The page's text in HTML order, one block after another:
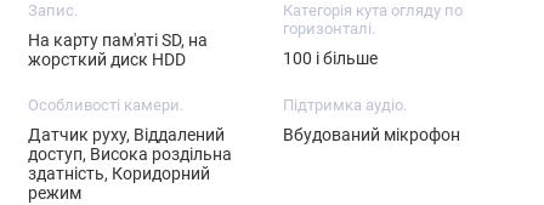
Запис.
На карту пам'яті SD, на
жорсткий диск HDD
Категорія кута огляду по
горизонталі.
100 і більше
Особливості камери.
Датчик руху, Віддалений
доступ, Висока роздільна
здатність, Коридорний
режим
Підтримка аудіо.
Вбудований мікрофон